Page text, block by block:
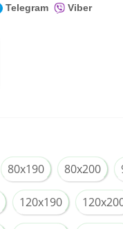
Telegram Viber
80x190 80x200
120x190